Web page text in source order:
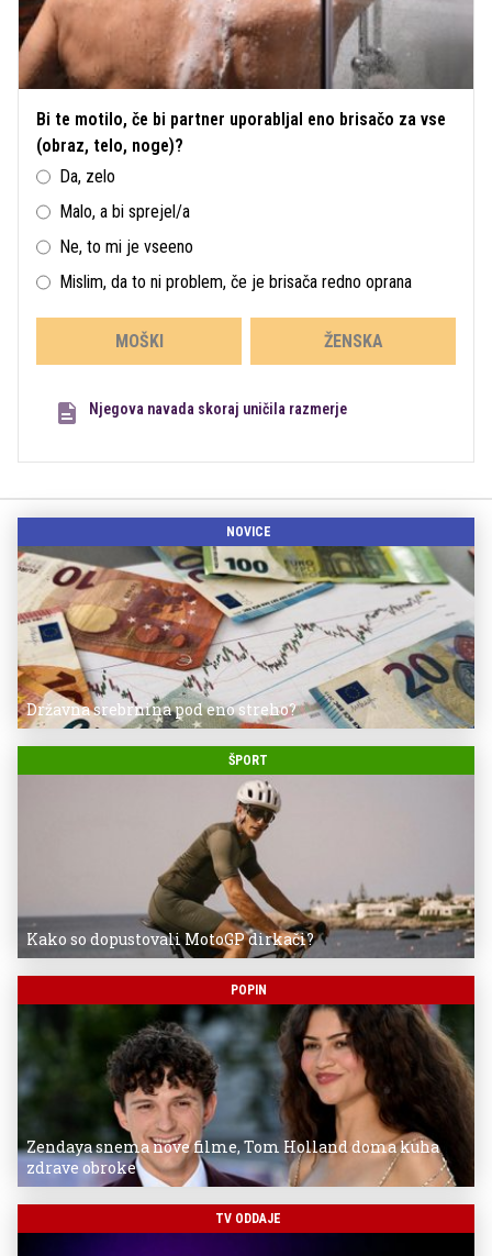
Bi te motilo, če bi partner uporabljal eno brisačo za vse
(obraz, telo, noge)?
Da, zelo
Malo, a bi sprejel/a
Ne, to mi je vseeno
Mislim, da to ni problem, če je brisača redno oprana
MOŠKI ŽENSKA
Njegova navada skoraj uničila razmerje
NOVICE
Državna srebrnina pod eno streho?
ŠPORT
Kako so dopustovali MotoGP dirkači?
POPIN
Zendaya snema nove filme, Tom Holland doma kuha
zdrave obroke
TV ODDAJE